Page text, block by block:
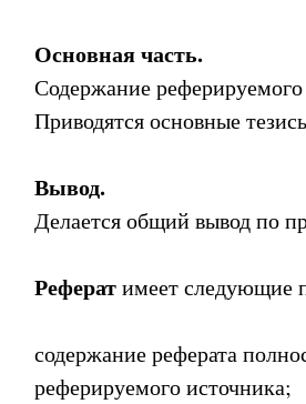
Основная часть.
Содержание реферируемого
Приводятся основные
Вывод.
Делается общий вывод по
Рефератимеет следующие
содержание реферата
реферируемого источника;